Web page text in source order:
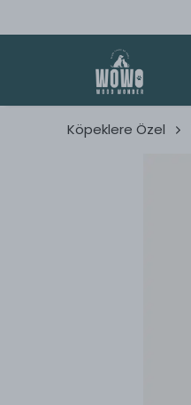
Köpeklere Özel